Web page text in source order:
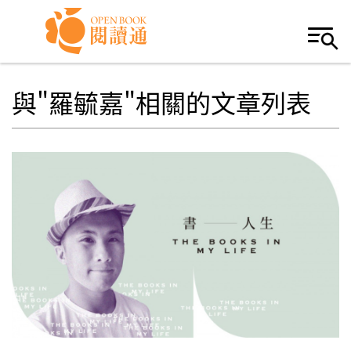
Skip to navigation
移至主內容
與"羅毓嘉"相關的文章列表